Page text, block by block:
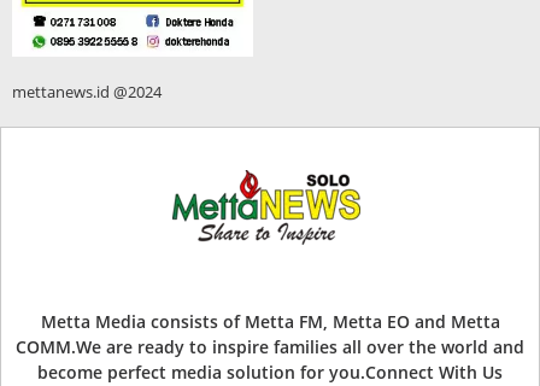
mettanews.id @2024
Metta Media consists of Metta FM, Metta EO and Metta
COMM.We are ready to inspire families all over the world and
become perfect media solution for you.Connect With Us